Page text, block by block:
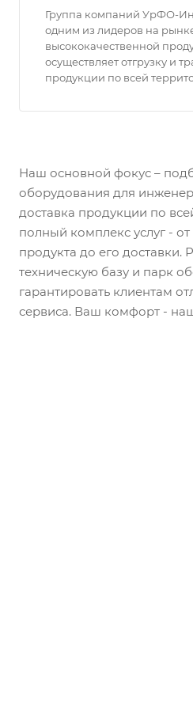
Группа компаний УрФО-
одним из лидеров на
высококачественной
осуществляет отгрузку и
продукции по всей
Наш основной фокус –
оборудования для
доставка продукции по
полный комплекс услуг -
продукта до его доставки.
техническую базу и парк
гарантировать клиентам
сервиса. Ваш комфорт -